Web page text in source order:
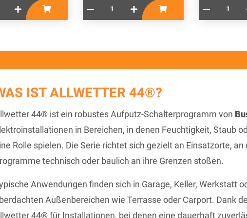
IST ALLWETTER 44®?
44® ist ein robustes Aufputz-Schalterprogramm von
in Bereichen, in denen Feuchtigkeit, Staub
Rolle spielen. Die Serie richtet sich gezielt an Einsatzorte,
technisch oder baulich an ihre Grenzen stoßen.
Anwendungen finden sich in Garage, Keller, Werkstatt
Außenbereichen wie Terrasse oder Carport. Dank
44® für Installationen, bei denen eine dauerhaft